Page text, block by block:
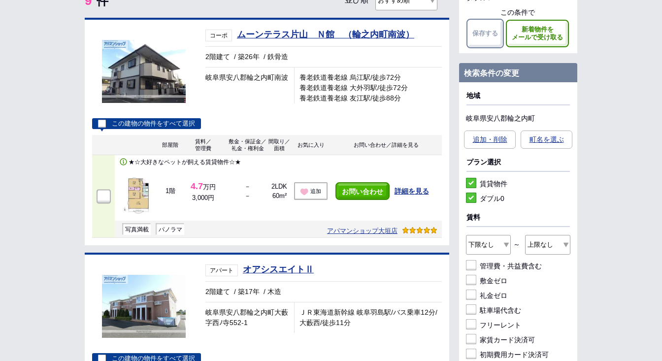
コーポ ムーンテラス片山 Ｎ館 （輪之内町南波）
2階建て /築26年 /鉄骨造
岐阜県安八郡輪之内町南波
養老鉄道養老線 烏江駅/徒歩72分
養老鉄道養老線 大外羽駅/徒歩72分
養老鉄道養老線 友江駅/徒歩88分
この建物の物件をすべて選択
部屋階
賃料／
管理費
敷金・保証金／
礼金・権利金
間取り／
面積
お気に入り お問い合わせ／詳細を見る
★☆大好きなペットが飼える賃貸物件☆★
1階 4.7万円
3,000円
－
－
2LDK
60m²
追加 お問い合わせ 詳細を見る
写真満載 パノラマ アパマンショップ大垣店
アパート オアシスエイトⅡ
2階建て /築17年 / 木造
岐阜県安八郡輪之内町大藪
字西ﾉ寺552-1
ＪＲ東海道新幹線 岐阜羽島駅/バス乗車12分/
大藪西/徒歩11分
この建物の物件をすべて選択
この条件で
保存する
新着物件を
メールで受け取る
検索条件の変更
地域
岐阜県安八郡輪之内町
追加・削除 町名を選ぶ
プラン選択
賃貸物件
ダブル0
賃料
～
管理費・共益費含む
敷金ゼロ
礼金ゼロ
駐車場代含む
フリーレント
家賃カード決済可
初期費用カード決済可